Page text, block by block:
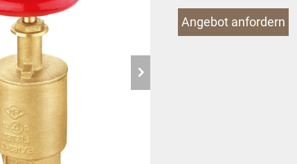
Angebot anfordern